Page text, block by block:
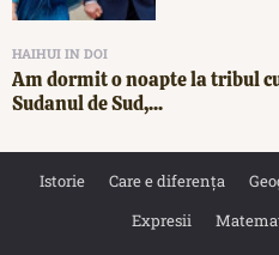
HAIHUI IN DOI
Am dormit o noapte la tribul
Sudanul de Sud,...
Istorie Care e diferența
Expresii